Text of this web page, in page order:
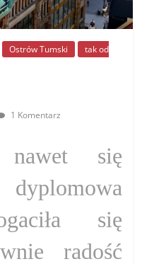
Ostrów Tumski
tak od
1 Komentarz
się
dyplomowa
się
radość